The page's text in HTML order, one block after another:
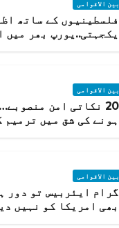
بین الاقوامی
فلسطینیوں کے ساتھ
یکجہتی..یورپ بھر میں
بین الاقوامی
20 نکاتی امن
ہونے کی شق میں ترمیم
بین الاقوامی
گرام ایئربیس تو دور
بھی امریکا کو نہیں